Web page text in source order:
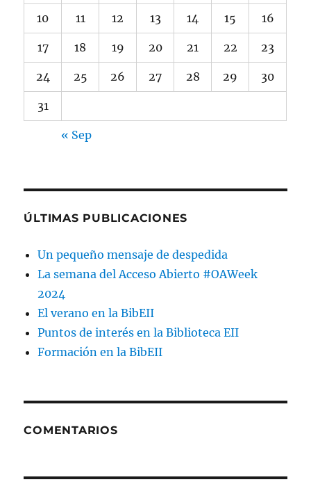
10 11 12 13 14 15 16
17 18 19 20 21 22 23
24 25 26 27 28 29 30
31
« Sep
ÚLTIMAS PUBLICACIONES
Un pequeño mensaje de despedida
La semana del Acceso Abierto #OAWeek
2024
El verano en la BibEII
Puntos de interés en la Biblioteca EII
Formación en la BibEII
COMENTARIOS